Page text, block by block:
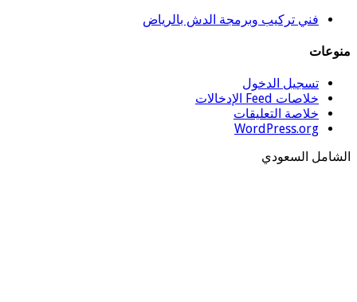
فني تركيب وبرمجة الدش بالرياض
تسجيل الدخول
خلاصات Feed الإدخالات
خلاصة التعليقات
WordPress.org
السعودي